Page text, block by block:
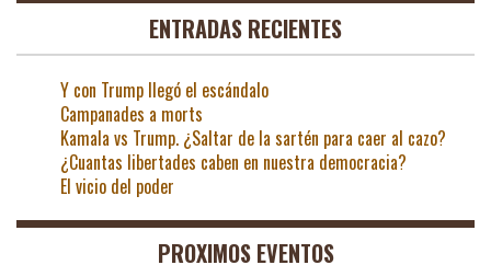
ENTRADAS RECIENTES
Y con Trump llegó el escándalo
Campanades a morts
Kamala vs Trump. ¿Saltar de la sartén para caer al cazo?
¿Cuantas libertades caben en nuestra democracia?
El vicio del poder
PROXIMOS EVENTOS